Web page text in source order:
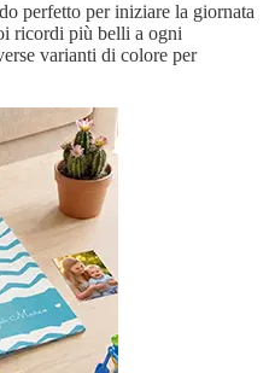
perfetto per iniziare la giornata
ricordi più belli a ogni
varianti di colore per